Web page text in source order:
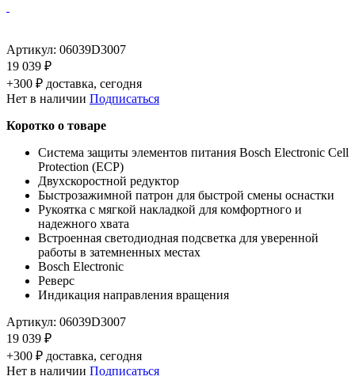
Артикул: 06039D3007
19 039 ₽
+300 ₽ доставка, сегодня
Нет в наличии Подписаться
Коротко о товаре
Система защиты элементов питания Bosch Electronic Cell
Protection (ECP)
Двухскоростной редуктор
Быстрозажимной патрон для быстрой смены оснастки
Рукоятка с мягкой накладкой для комфортного и
надежного хвата
Встроенная светодиодная подсветка для уверенной
работы в затемненных местах
Bosch Electronic
Реверс
Индикация направления вращения
Артикул: 06039D3007
19 039 ₽
+300 ₽ доставка, сегодня
Нет в наличии Подписаться